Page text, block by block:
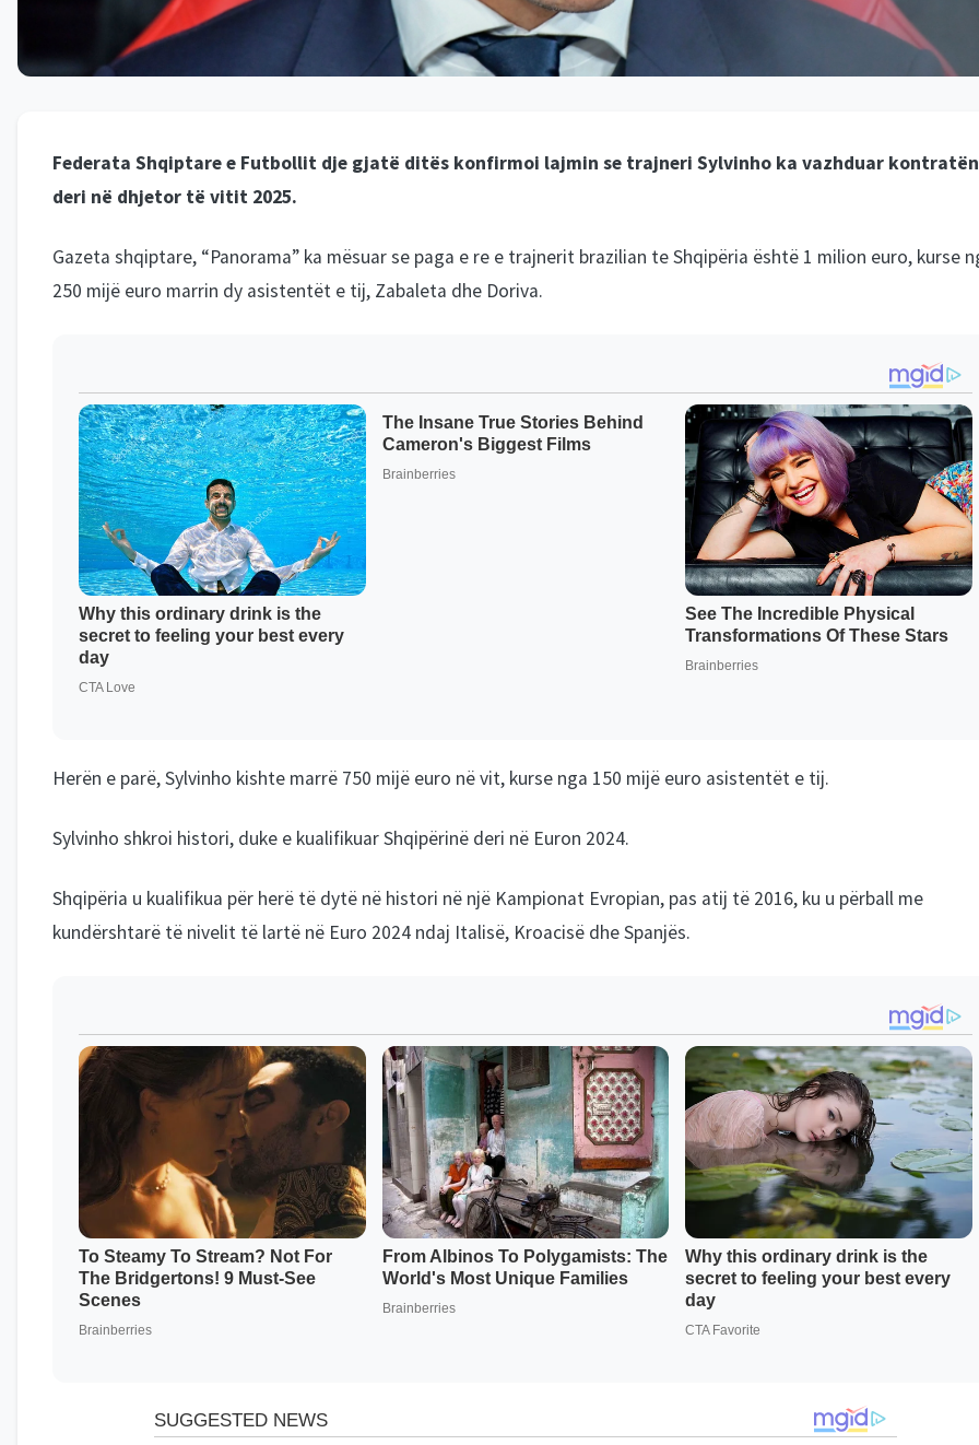
Federata Shqiptare e Futbollit dje gjatë ditës konfirmoi lajmin se trajneri Sylvinho ka vazhduar kontratën
deri në dhjetor të vitit 2025.
Gazeta shqiptare, “Panorama” ka mësuar se paga e re e trajnerit brazilian te Shqipëria është 1 milion euro, kurse
250 mijë euro marrin dy asistentët e tij, Zabaleta dhe Doriva.
Herën e parë, Sylvinho kishte marrë 750 mijë euro në vit, kurse nga 150 mijë euro asistentët e tij.
Sylvinho shkroi histori, duke e kualifikuar Shqipërinë deri në Euron 2024.
Shqipëria u kualifikua për herë të dytë në histori në një Kampionat Evropian, pas atij të 2016, ku u përball me
kundërshtarë të nivelit të lartë në Euro 2024 ndaj Italisë, Kroacisë dhe Spanjës.